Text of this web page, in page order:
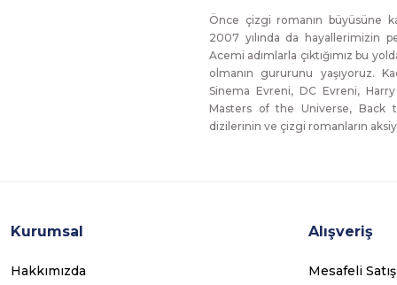
Önce çizgi romanın büyüsüne
2007 yılında da hayallerimizin
Acemi adımlarla çıktığımız bu
olmanın gururunu yaşıyoruz.
Sinema Evreni, DC Evreni,
Masters of the Universe,
dizilerinin ve çizgi romanların
Kurumsal
Hakkımızda
Alışveriş
Mesafeli